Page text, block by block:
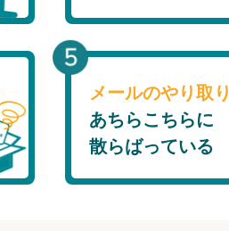
メールのやり取り
あちらこちらに
散らばっている